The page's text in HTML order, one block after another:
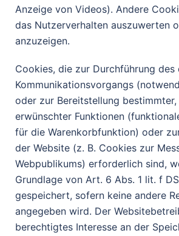
Anzeige von Videos). Andere
das Nutzerverhalten auszuwerten
anzuzeigen.
Cookies, die zur Durchführung des
Kommunikationsvorgangs
oder zur Bereitstellung bestimmter,
erwünschter Funktionen
für die Warenkorbfunktion) oder
der Website (z. B. Cookies zur
Webpublikums) erforderlich sind,
Grundlage von Art. 6 Abs. 1 lit. f
gespeichert, sofern keine andere
angegeben wird. Der
berechtigtes Interesse an der